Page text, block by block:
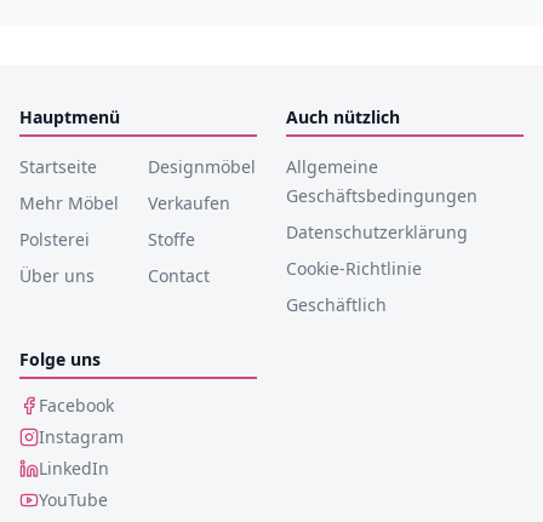
Hauptmenü
Startseite
Designmöbel
Mehr Möbel
Verkaufen
Polsterei
Stoffe
Über uns
Contact
Auch nützlich
Allgemeine
Geschäftsbedingungen
Datenschutzerklärung
Cookie-Richtlinie
Geschäftlich
Folge uns
Facebook
Instagram
LinkedIn
YouTube